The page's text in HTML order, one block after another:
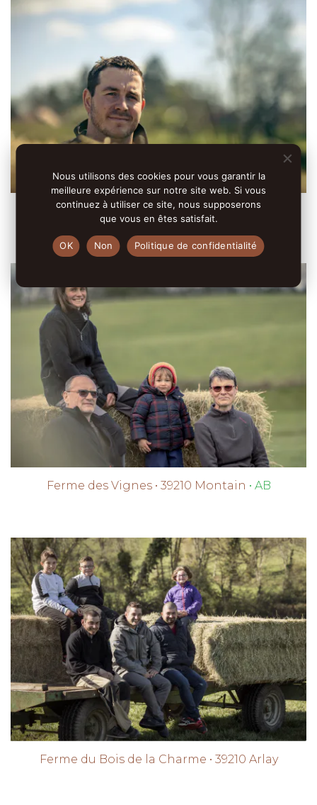
Ferme des Nomonts • 39230 Saint-Lamain
Ferme des Vignes • 39210 Montain • AB
Ferme du Bois de la Charme • 39210 Arlay
Nous utilisons des cookies pour vous garantir la
meilleure expérience sur notre site web. Si vous
continuez à utiliser ce site, nous supposerons
que vous en êtes satisfait.
OK Non Politique de confidentialité